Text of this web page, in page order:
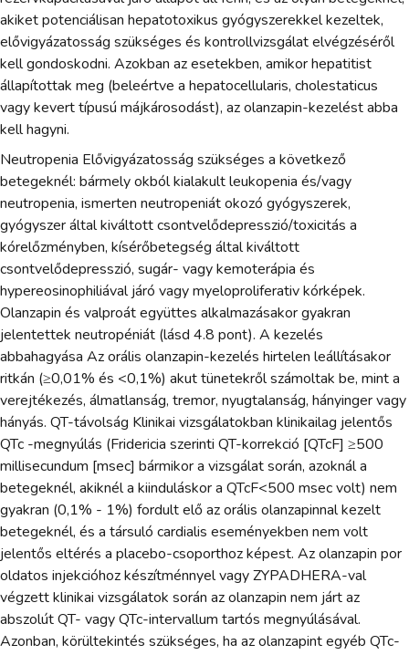
akiket potenciálisan hepatotoxikus gyógyszerekkel kezeltek,
elővigyázatosság szükséges és kontrollvizsgálat elvégzéséről
kell gondoskodni. Azokban az esetekben, amikor hepatitist
állapítottak meg (beleértve a hepatocellularis, cholestaticus
vagy kevert típusú májkárosodást), az olanzapin-kezelést abba
kell hagyni.
Neutropenia Elővigyázatosság szükséges a következő
betegeknél: bármely okból kialakult leukopenia és/vagy
neutropenia, ismerten neutropeniát okozó gyógyszerek,
gyógyszer által kiváltott csontvelődepresszió/toxicitás a
kórelőzményben, kísérőbetegség által kiváltott
csontvelődepresszió, sugár- vagy kemoterápia és
hypereosinophiliával járó vagy myeloproliferativ kórképek.
Olanzapin és valproát együttes alkalmazásakor gyakran
jelentettek neutropéniát (lásd 4.8 pont). A kezelés
abbahagyása Az orális olanzapin-kezelés hirtelen leállításakor
ritkán (≥0,01% és <0,1%) akut tünetekről számoltak be, mint a
verejtékezés, álmatlanság, tremor, nyugtalanság, hányinger vagy
hányás. QT-távolság Klinikai vizsgálatokban klinikailag jelentős
QTc -megnyúlás (Fridericia szerinti QT-korrekció [QTcF] ≥500
millisecundum [msec] bármikor a vizsgálat során, azoknál a
betegeknél, akiknél a kiinduláskor a QTcF<500 msec volt) nem
gyakran (0,1% - 1%) fordult elő az orális olanzapinnal kezelt
betegeknél, és a társuló cardialis eseményekben nem volt
jelentős eltérés a placebo-csoporthoz képest. Az olanzapin por
oldatos injekcióhoz készítménnyel vagy ZYPADHERA-val
végzett klinikai vizsgálatok során az olanzapin nem járt az
abszolút QT- vagy QTc-intervallum tartós megnyúlásával.
Azonban, körültekintés szükséges, ha az olanzapint egyéb QTc-